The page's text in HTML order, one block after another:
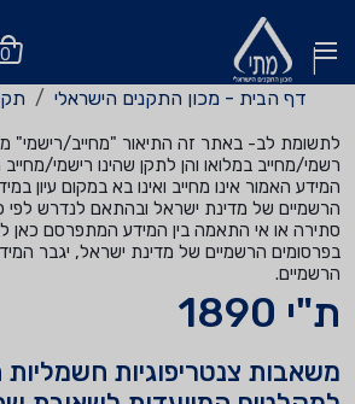
0
דף הבית - מכון התקנים הישראלי
לתשומת לב- באתר זה התיאור "מחייב/רישמי"
רשמי/מחייב במלואו והן לתקן שהינו רישמי/
המידע האמור אינו מחייב ואינו בא במקום עיון
הרשמיים של מדינת ישראל ובהתאם לנדרש לפי
סתירה או אי התאמה בין המידע המתפרסם כאן
בפרסומים הרשמיים של מדינת ישראל, יגבר
הרשמיים.
ת"י 1890
משאבות צנטריפוגיות